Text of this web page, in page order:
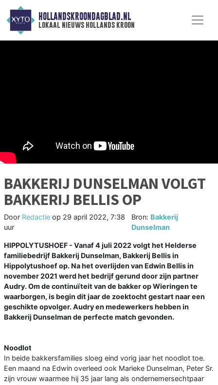
HOLLANDSKROONDAGBLAD.NL
lokaal nieuws hollands kroon
BAKKERIJ DUNSELMAN VOLGT
BAKKERIJ BELLIS OP
Door Redactie op 29 april 2022, 7:38
uur
Bron: Bakkerij
Dunselman
HIPPOLYTUSHOEF - Vanaf 4 juli 2022 volgt het Helderse
familiebedrijf Bakkerij Dunselman, Bakkerij Bellis in
Hippolytushoef op. Na het overlijden van Edwin Bellis in
november 2021 werd het bedrijf gerund door zijn partner
Audry. Om de continuïteit van de bakker op Wieringen te
waarborgen, is begin dit jaar de zoektocht gestart naar een
geschikte opvolger. Audry en medewerkers hebben in
Bakkerij Dunselman de perfecte match gevonden.
Noodlot
In beide bakkersfamilies sloeg eind vorig jaar het noodlot toe.
Een maand na Edwin overleed ook Marieke Dunselman, Peter Sr.
zijn vrouw waarmee hij 35 jaar lang als ondernemersechtpaar